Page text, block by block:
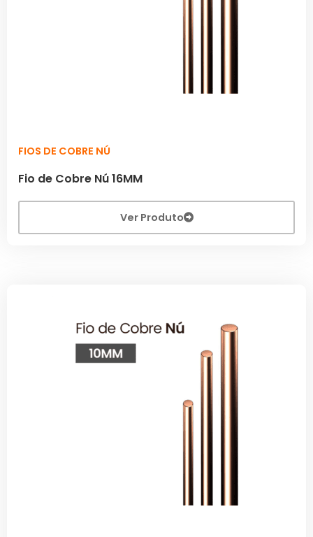
FIOS DE COBRE NÚ
Fio de Cobre Nú 16MM
Ver Produto